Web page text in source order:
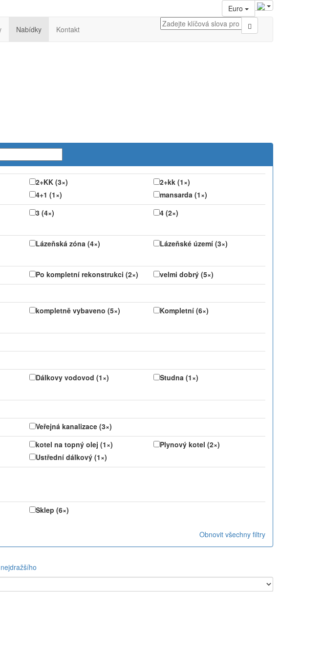
Euro
Nabídky Kontakt
2+KK (3×)
2+kk (1×)
4+1 (1×)
mansarda (1×)
3 (4×)
4 (2×)
Lázeňská zóna (4×)
Lázeňské území (3×)
Po kompletní rekonstrukci (2×)
velmi dobrý (5×)
kompletně vybaveno (5×)
Kompletní (6×)
Dálkovy vodovod (1×)
Studna (1×)
Veřejná kanalizace (3×)
kotel na topný olej (1×)
Plynový kotel (2×)
Ustřední dálkový (1×)
Sklep (6×)
Obnovit všechny filtry